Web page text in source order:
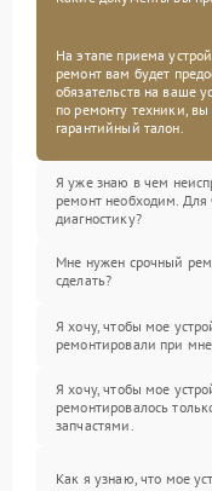
На этапе приема
ремонт вам будет
обязательств на ваше
по ремонту техники,
гарантийный талон.
Я уже знаю в чем
ремонт необходим. Для
диагностику?
Мне нужен срочный
сделать?
Я хочу, чтобы мое
ремонтировали при
Я хочу, чтобы мое
ремонтировалось
запчастями.
Как я узнаю, что мое